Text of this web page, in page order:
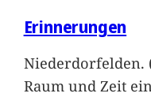
Erinnerungen
Niederdorfelden.
Raum und Zeit